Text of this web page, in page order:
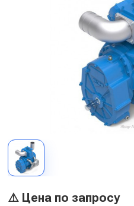
⚠️ Цена по запросу